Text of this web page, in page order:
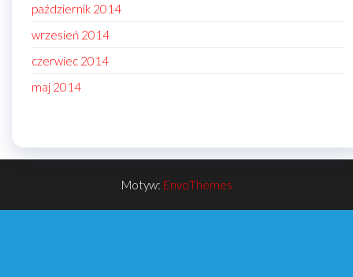
październik 2014
wrzesień 2014
czerwiec 2014
maj 2014
Motyw: EnvoThemes